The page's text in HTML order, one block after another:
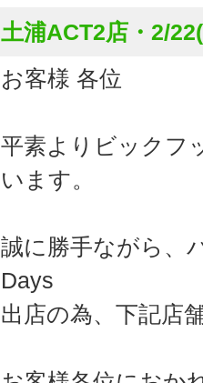
土浦ACT2店・2/
お客様 各位
平素よりビックフ
います。
誠に勝手ながら、
Days
出店の為、下記店